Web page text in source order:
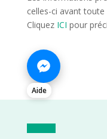
celles-ci avant toute
Cliquez ICI pour
Aide